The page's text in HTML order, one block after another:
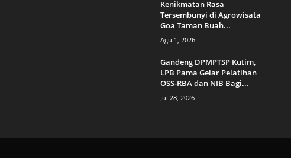
Kenikmatan Rasa
Tersembunyi di Agrowisata
Goa Taman Buah...
Agu 1, 2026
Gandeng DPMPTSP Kutim,
LPB Pama Gelar Pelatihan
OSS-RBA dan NIB Bagi...
Jul 28, 2026